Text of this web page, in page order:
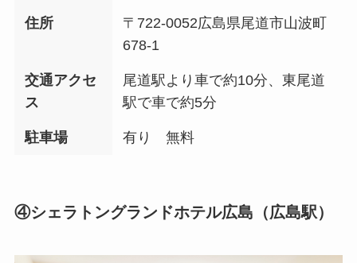
住所
〒722-0052広島県尾道市山波町
678-1
交通アクセ
ス
尾道駅より車で約10分、東尾道
駅で車で約5分
駐車場 有り 無料
④シェラトングランドホテル広島（広島駅）